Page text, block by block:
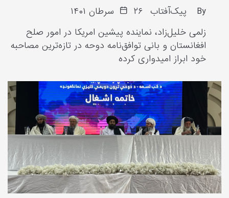
By پیک‌آفتاب
۲۶ سرطان ۱۴۰۱
زلمی خلیل‌زاد، نماینده پیشین امریکا در امور صلح
افغانستان و بانی توافق‌نامه دوحه در تازه‌ترین مصاحبه
خود ابراز امیدواری کرده